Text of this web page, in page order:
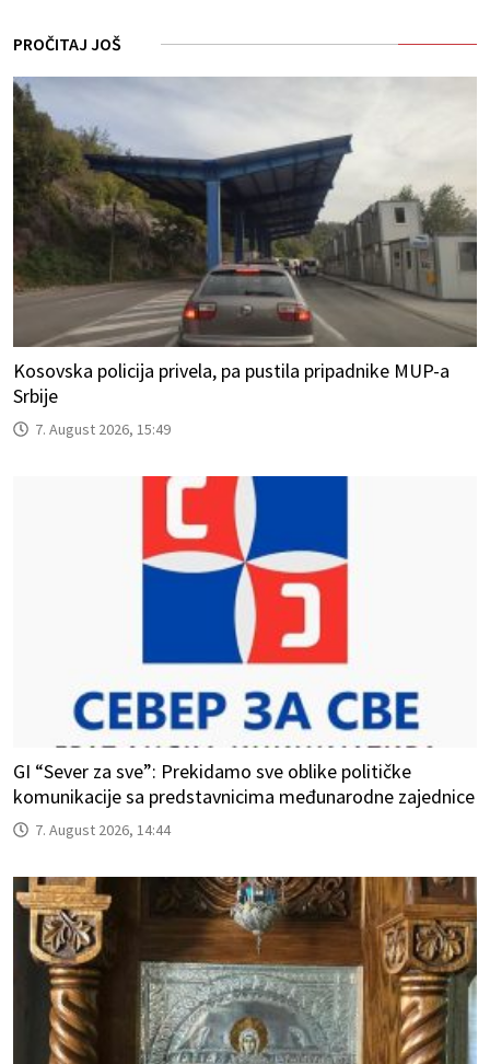
PROČITAJ JOŠ
Kosovska policija privela, pa pustila pripadnike MUP-a
Srbije
7. August 2026, 15:49
GI “Sever za sve”: Prekidamo sve oblike političke
komunikacije sa predstavnicima međunarodne zajednice
7. August 2026, 14:44